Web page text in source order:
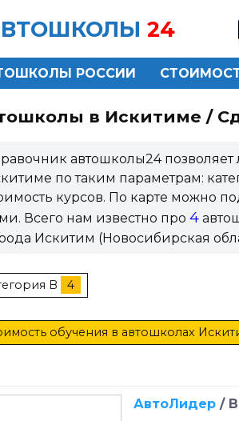
24
РОССИИ
в Искитиме /
автошколы24
по таким параметрам:
курсов. По карте можно
Всего нам известно про 4
Искитим (Новосибирская
B 4
обучения в автошколах
АвтоЛидер /